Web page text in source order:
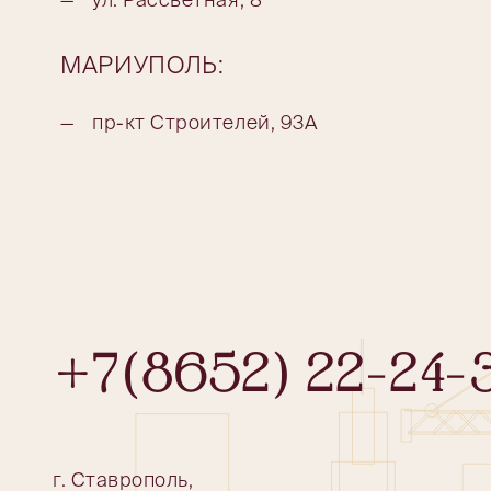
МАРИУПОЛЬ:
пр-кт Строителей, 93А
+7(8652) 22-24-
г. Ставрополь,